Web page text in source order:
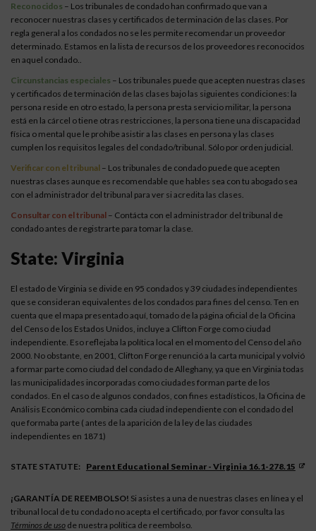
Reconocidos – Los tribunales de condado han confirmado que van a
reconocer nuestras clases y certificados de terminación de las clases. Por
regla general a los condados no se les permite recomendar un proveedor
determinado. Estamos en la lista de recursos de los proveedores reconocidos
en aquel condado..
Circunstancias especiales – Los tribunales puede que acepten nuestras clases
y certificados de terminación de las clases bajo las siguientes condiciones: la
persona reside en otro estado, la persona presta servicio militar, la persona
está en la cárcel o tiene otras restricciones, la persona tiene una discapacidad
física o mental que le prohíbe asistir a las clases en persona y las clases
cumplen los requisitos legales del condado/tribunal. Sólo por orden judicial.
Verificar con el tribunal – Los tribunales de condado puede que acepten
nuestras clases aunque es recomendable que hables sea con tu abogado sea
con el administrador del tribunal para ver si acredita las clases.
Consultar con el tribunal – Contácta con el administrador del tribunal de
condado antes de registrarte para tomar la clase.
State: Virginia
El estado de Virginia se divide en 95 condados y 39 ciudades independientes
que se consideran equivalentes de los condados para fines del censo. Ten en
cuenta que el mapa presentado aquí, tomado de la página oficial de la Oficina
del Censo de los Estados Unidos, incluye a Clifton Forge como ciudad
independiente. Eso reflejaba la política local en el momento del Censo del año
2000. No obstante, en 2001, Clifton Forge renunció a la carta municipal y volvió
a formar parte como ciudad del condado de Alleghany, ya que en Virginia todas
las municipalidades incorporadas como ciudades forman parte de los
condados. En el caso de algunos condados, con fines estadísticos, la Oficina de
Análisis Económico combina cada ciudad independiente con el condado del
que formaba parte ( antes de la aparición de la ley de las ciudades
independientes en 1871)
STATE STATUTE: Parent Educational Seminar - Virginia 16.1-278.15
¡GARANTÍA DE REEMBOLSO! Si asistes a una de nuestras clases en línea y el
tribunal local de tu condado no acepta el certificado, por favor consulta las
Términos de uso de nuestra política de reembolso.